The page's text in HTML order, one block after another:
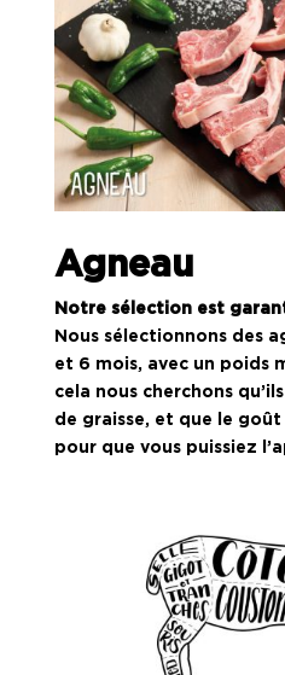
Agneau
Notre sélection est
Nous sélectionnons des
et 6 mois, avec un poids
cela nous cherchons
de graisse, et que le
pour que vous puissiez